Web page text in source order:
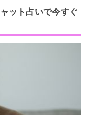
ット占いで今すぐ